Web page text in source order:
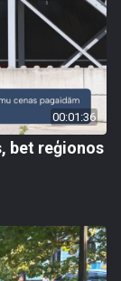
00:01:36
bet reģionos